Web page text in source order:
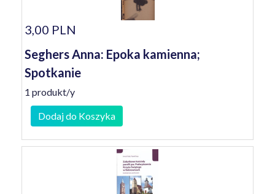
3,00 PLN
Seghers Anna: Epoka kamienna;
Spotkanie
1 produkt/y
Dodaj do Koszyka